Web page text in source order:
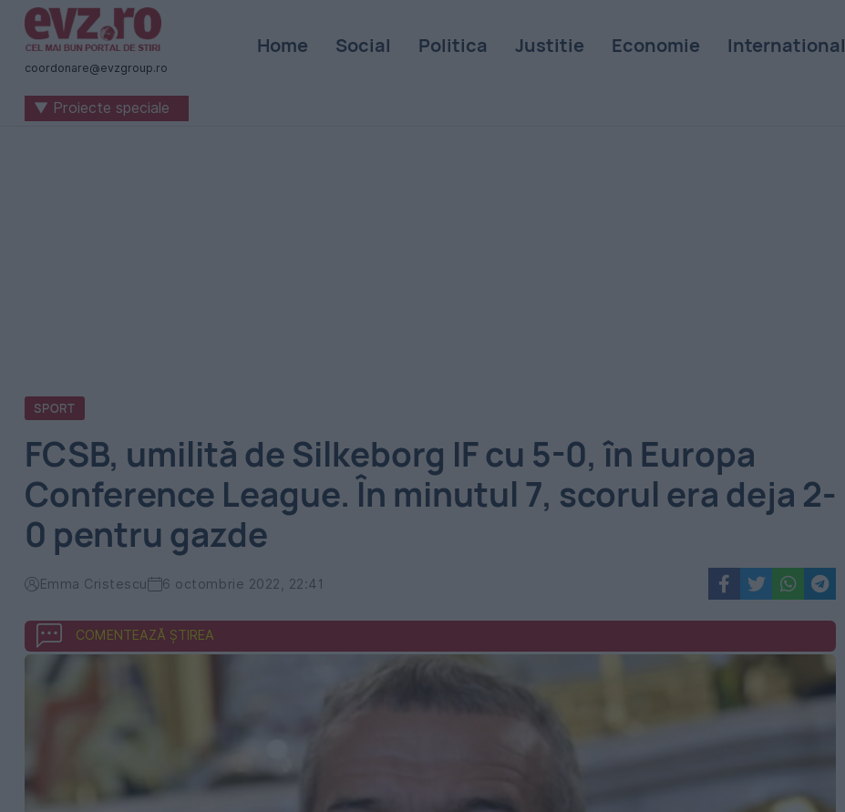
Știri
naționale
internaționale
coordonare@evzgroup.ro
Home Social Politica Justitie Economie International
▼ Proiecte speciale
SPORT
FCSB, umilită de Silkeborg IF cu 5-0, în Europa
Conference League. În minutul 7, scorul era deja 2-
0 pentru gazde
Emma Cristescu 6 octombrie 2022, 22:41
COMENTEAZĂ ȘTIREA